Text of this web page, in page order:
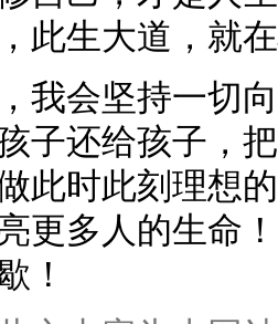
此生大道，就
我会坚持一切
子还给孩子，
此时此刻理想
更多人的生命
！